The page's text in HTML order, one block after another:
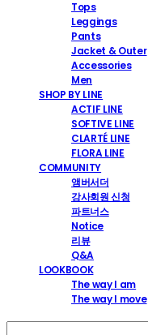
Tops
Leggings
Pants
Jacket & Outer
Accessories
Men
SHOP BY LINE
ACTIF LINE
SOFTIVE LINE
CLARTÉ LINE
FLORA LINE
COMMUNITY
앰버서더
강사회원 신청
파트너스
Notice
리뷰
Q&A
LOOKBOOK
The way I am
The way I move